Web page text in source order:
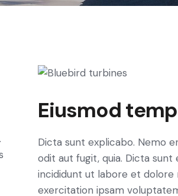
Eiusmod
Dicta sunt explicabo. Nemo
odit aut fugit, quia. Dicta
incididunt ut labore et dolore
exercitation ipsam